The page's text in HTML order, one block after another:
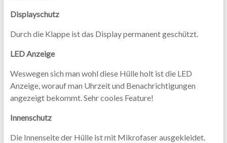
Displayschutz
Durch die Klappe ist das Display permanent geschützt.
LED Anzeige
Weswegen sich man wohl diese Hülle holt ist die LED
Anzeige, worauf man Uhrzeit und Benachrichtigungen
angezeigt bekommt. Sehr cooles Feature!
Innenschutz
Die Innenseite der Hülle ist mit Mikrofaser ausgekleidet.